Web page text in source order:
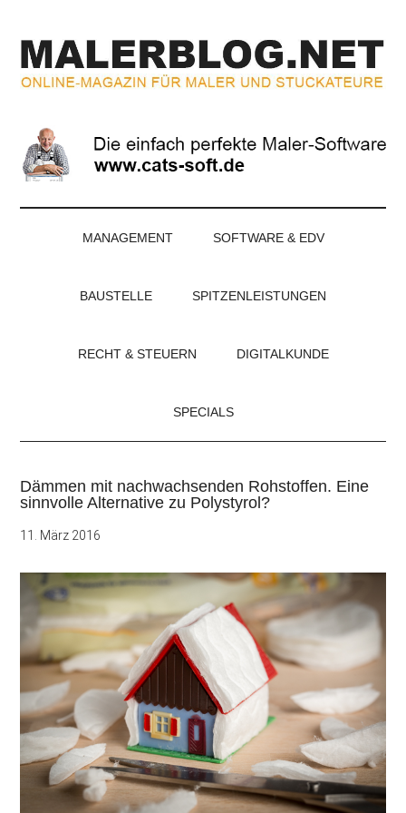
springen
secondary
menu
springen
springen
Magazin
für
Maler
und
MANAGEMENT SOFTWARE & EDV
BAUSTELLE SPITZENLEISTUNGEN
RECHT & STEUERN DIGITALKUNDE
SPECIALS
Dämmen mit nachwachsenden Rohstoffen. Eine
sinnvolle Alternative zu Polystyrol?
11. März 2016